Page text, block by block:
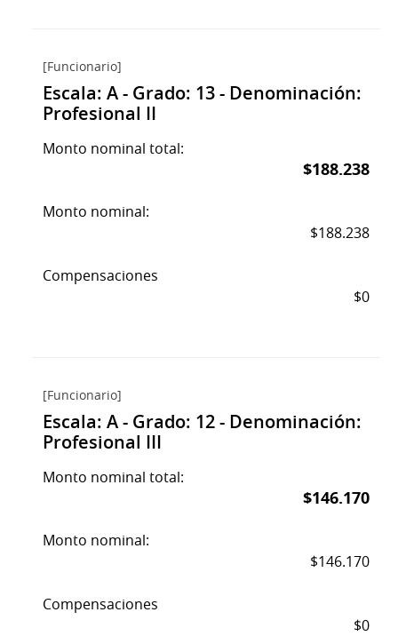
[Funcionario]
Escala: A - Grado: 13 - Denominación:
Profesional II
Monto nominal total:
$188.238
Monto nominal:
$188.238
Compensaciones
$0
[Funcionario]
Escala: A - Grado: 12 - Denominación:
Profesional III
Monto nominal total:
$146.170
Monto nominal:
$146.170
Compensaciones
$0